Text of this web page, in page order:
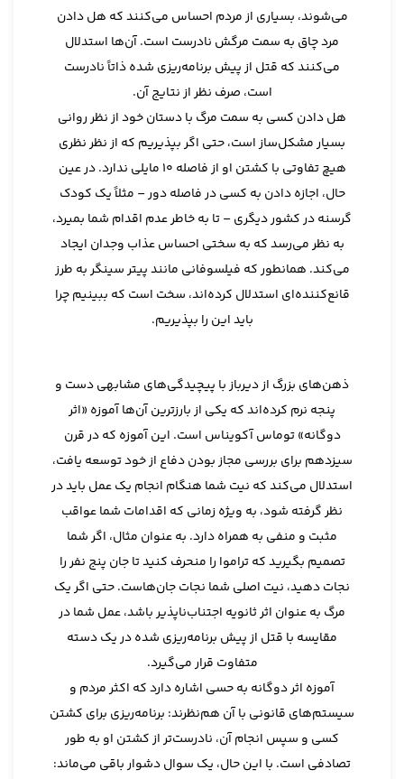
می‌شوند، بسیاری از مردم احساس می‌کنند که هل دادن
مرد چاق به سمت مرگش نادرست است. آن‌ها استدلال
می‌کنند که قتل از پیش برنامه‌ریزی شده ذاتاً نادرست
است، صرف نظر از نتایج آن.
هل دادن کسی به سمت مرگ با دستان خود از نظر روانی
بسیار مشکل‌ساز است، حتی اگر بپذیریم که از نظر نظری
هیچ تفاوتی با کشتن او از فاصله 10 مایلی ندارد. در عین
حال، اجازه دادن به کسی در فاصله دور – مثلاً یک کودک
گرسنه در کشور دیگری – تا به خاطر عدم اقدام شما بمیرد،
به نظر می‌رسد که به سختی احساس عذاب وجدان ایجاد
می‌کند. همانطور که فیلسوفانی مانند پیتر سینگر به طرز
قانع‌کننده‌ای استدلال کرده‌اند، سخت است که ببینیم چرا
باید این را بپذیریم.
ذهن‌های بزرگ از دیرباز با پیچیدگی‌های مشابهی دست و
پنجه نرم کرده‌اند که یکی از بارزترین آن‌ها آموزه «اثر
دوگانه» توماس آکویناس است. این آموزه که در قرن
سیزدهم برای بررسی مجاز بودن دفاع از خود توسعه یافت،
استدلال می‌کند که نیت شما هنگام انجام یک عمل باید در
نظر گرفته شود، به ویژه زمانی که اقدامات شما عواقب
مثبت و منفی به همراه دارد. به عنوان مثال، اگر شما
تصمیم بگیرید که تراموا را منحرف کنید تا جان پنج نفر را
نجات دهید، نیت اصلی شما نجات جان‌هاست. حتی اگر یک
مرگ به عنوان اثر ثانویه اجتناب‌ناپذیر باشد، عمل شما در
مقایسه با قتل از پیش برنامه‌ریزی شده در یک دسته
متفاوت قرار می‌گیرد.
آموزه اثر دوگانه به حسی اشاره دارد که اکثر مردم و
سیستم‌های قانونی با آن هم‌نظرند: برنامه‌ریزی برای کشتن
کسی و سپس انجام آن، نادرست‌تر از کشتن او به طور
تصادفی است. با این حال، یک سوال دشوار باقی می‌ماند: